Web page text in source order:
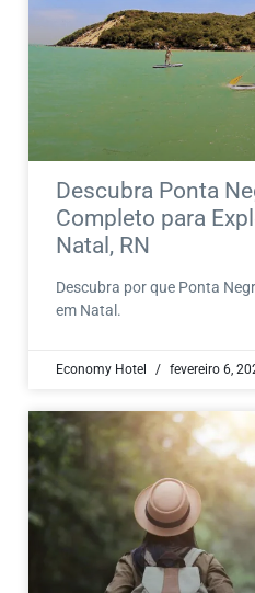
Descubra Ponta
Completo para
Natal, RN
Descubra por que Ponta
em Natal.
Economy Hotel fevereiro 6,